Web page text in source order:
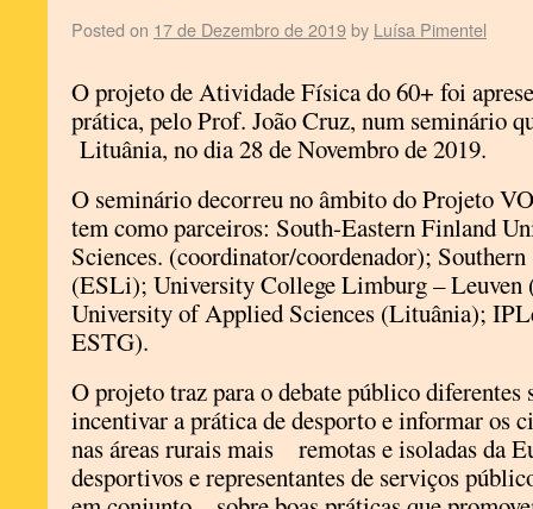
Posted on 17 de Dezembro de 2019by Luísa Pimentel
O projeto de Atividade Física do 60+ foi
prática, pelo Prof. João Cruz, num seminário
Lituânia, no dia 28 de Novembro de 2019.
O seminário decorreu no âmbito do Projeto
tem como parceiros: South-Eastern Finland
Sciences. (coordinator/coordenador);
(ESLi); University College Limburg – Leuven
University of Applied Sciences (Lituânia);
ESTG).
O projeto traz para o debate público
incentivar a prática de desporto e informar os
nas áreas rurais mais remotas e isoladas da
desportivos e representantes de serviços